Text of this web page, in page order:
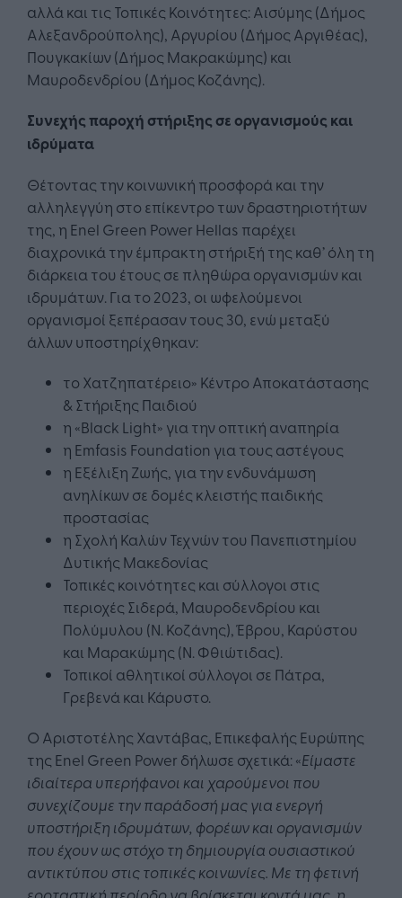
αλλά και τις Τοπικές Κοινότητες: Αισύμης (Δήμος
Αλεξανδρούπολης), Αργυρίου (Δήμος Αργιθέας),
Πουγκακίων (Δήμος Μακρακώμης) και
Μαυροδενδρίου (Δήμος Κοζάνης).
Συνεχής παροχή στήριξης σε οργανισμούς και
ιδρύματα
Θέτοντας την κοινωνική προσφορά και την
αλληλεγγύη στο επίκεντρο των δραστηριοτήτων
της, η Enel Green Power Hellas παρέχει
διαχρονικά την έμπρακτη στήριξή της καθ’ όλη τη
διάρκεια του έτους σε πληθώρα οργανισμών και
ιδρυμάτων. Για το 2023, οι ωφελούμενοι
οργανισμοί ξεπέρασαν τους 30, ενώ μεταξύ
άλλων υποστηρίχθηκαν:
το Χατζηπατέρειο» Κέντρο Αποκατάστασης
& Στήριξης Παιδιού
η «Black Light» για την οπτική αναπηρία
η Emfasis Foundation για τους αστέγους
η Εξέλιξη Ζωής, για την ενδυνάμωση
ανηλίκων σε δομές κλειστής παιδικής
προστασίας
η Σχολή Καλών Τεχνών του Πανεπιστημίου
Δυτικής Μακεδονίας
Τοπικές κοινότητες και σύλλογοι στις
περιοχές Σιδερά, Μαυροδενδρίου και
Πολύμυλου (Ν. Κοζάνης), Έβρου, Καρύστου
και Μαρακώμης (Ν. Φθιώτιδας).
Τοπικοί αθλητικοί σύλλογοι σε Πάτρα,
Γρεβενά και Κάρυστο.
Ο Αριστοτέλης Χαντάβας, Επικεφαλής Ευρώπης
της Enel Green Power δήλωσε σχετικά: «Είμαστε
ιδιαίτερα υπερήφανοι και χαρούμενοι που
συνεχίζουμε την παράδοσή μας για ενεργή
υποστήριξη ιδρυμάτων, φορέων και οργανισμών
που έχουν ως στόχο τη δημιουργία ουσιαστικού
αντικτύπου στις τοπικές κοινωνίες. Με τη φετινή